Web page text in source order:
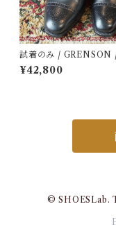
試着のみ / GRENSON
ンソン / OXFORD /
定価9.9万円 / 革靴 / 中
¥42,800
© SHOESLab.